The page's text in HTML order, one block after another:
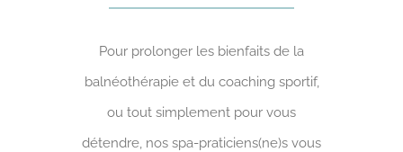
Pour prolonger les bienfaits de la
balnéothérapie et du coaching sportif,
ou tout simplement pour vous
détendre, nos spa-praticiens(ne)s vous